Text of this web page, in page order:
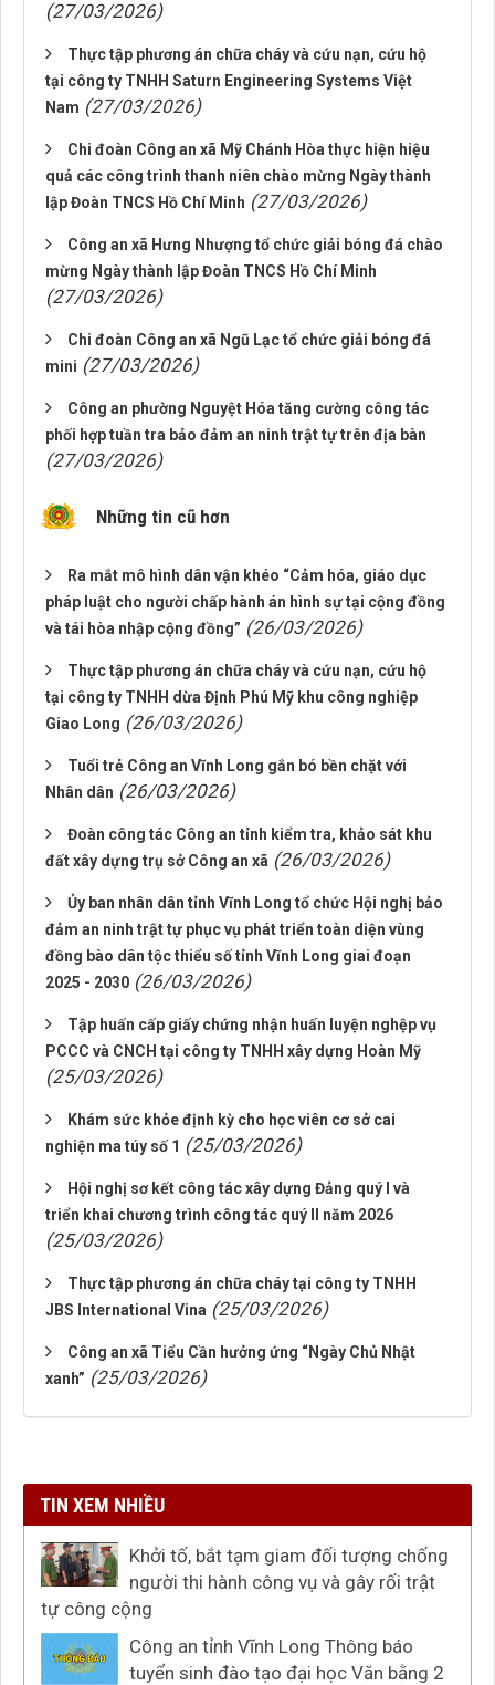
(27/03/2026)
Thực tập phương án chữa cháy và cứu nạn, cứu hộ
tại công ty TNHH Saturn Engineering Systems Việt
Nam (27/03/2026)
Chi đoàn Công an xã Mỹ Chánh Hòa thực hiện hiệu
quả các công trình thanh niên chào mừng Ngày thành
lập Đoàn TNCS Hồ Chí Minh (27/03/2026)
Công an xã Hưng Nhượng tổ chức giải bóng đá chào
mừng Ngày thành lập Đoàn TNCS Hồ Chí Minh
(27/03/2026)
Chi đoàn Công an xã Ngũ Lạc tổ chức giải bóng đá
mini (27/03/2026)
Công an phường Nguyệt Hóa tăng cường công tác
phối hợp tuần tra bảo đảm an ninh trật tự trên địa bàn
(27/03/2026)
Những tin cũ hơn
Ra mắt mô hình dân vận khéo “Cảm hóa, giáo dục
pháp luật cho người chấp hành án hình sự tại cộng đồng
và tái hòa nhập cộng đồng” (26/03/2026)
Thực tập phương án chữa cháy và cứu nạn, cứu hộ
tại công ty TNHH dừa Định Phú Mỹ khu công nghiệp
Giao Long (26/03/2026)
Tuổi trẻ Công an Vĩnh Long gắn bó bền chặt với
Nhân dân (26/03/2026)
Đoàn công tác Công an tỉnh kiểm tra, khảo sát khu
đất xây dựng trụ sở Công an xã (26/03/2026)
Ủy ban nhân dân tỉnh Vĩnh Long tổ chức Hội nghị bảo
đảm an ninh trật tự phục vụ phát triển toàn diện vùng
đồng bào dân tộc thiểu số tỉnh Vĩnh Long giai đoạn
2025 - 2030 (26/03/2026)
Tập huấn cấp giấy chứng nhận huấn luyện nghệp vụ
PCCC và CNCH tại công ty TNHH xây dựng Hoàn Mỹ
(25/03/2026)
Khám sức khỏe định kỳ cho học viên cơ sở cai
nghiện ma túy số 1 (25/03/2026)
Hội nghị sơ kết công tác xây dựng Đảng quý I và
triển khai chương trình công tác quý II năm 2026
(25/03/2026)
Thực tập phương án chữa cháy tại công ty TNHH
JBS International Vina (25/03/2026)
Công an xã Tiểu Cần hưởng ứng “Ngày Chủ Nhật
xanh” (25/03/2026)
TIN XEM NHIỀU
Khởi tố, bắt tạm giam đối tượng chống
người thi hành công vụ và gây rối trật
tự công cộng
Công an tỉnh Vĩnh Long Thông báo
tuyển sinh đào tạo đại học Văn bằng 2